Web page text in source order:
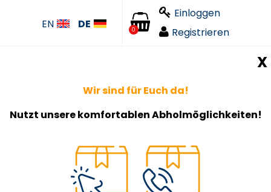
EN DE
Einloggen
Registrieren
0
X
Wir sind für Euch da!
Nutzt unsere komfortablen Abholmöglichkeiten!